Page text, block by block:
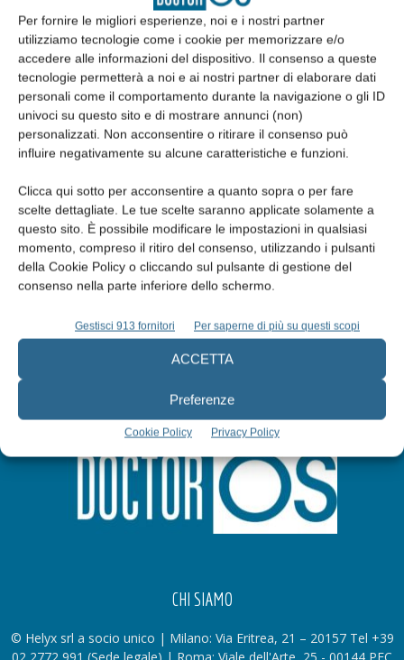
Per fornire le migliori esperienze, noi e i nostri partner
utilizziamo tecnologie come i cookie per memorizzare e/o
accedere alle informazioni del dispositivo. Il consenso a queste
tecnologie permetterà a noi e ai nostri partner di elaborare dati
personali come il comportamento durante la navigazione o gli ID
univoci su questo sito e di mostrare annunci (non)
personalizzati. Non acconsentire o ritirare il consenso può
influire negativamente su alcune caratteristiche e funzioni.
Clicca qui sotto per acconsentire a quanto sopra o per fare
scelte dettagliate. Le tue scelte saranno applicate solamente a
questo sito. È possibile modificare le impostazioni in qualsiasi
momento, compreso il ritiro del consenso, utilizzando i pulsanti
della Cookie Policy o cliccando sul pulsante di gestione del
consenso nella parte inferiore dello schermo.
Gestisci 913 fornitori Per saperne di più su questi scopi
ACCETTA
Preferenze
Cookie Policy Privacy Policy
Edicola web
Abbonati
Iscriviti alla newsletter
CHI SIAMO
© Helyx srl a socio unico | Milano: Via Eritrea, 21 – 20157 Tel +39